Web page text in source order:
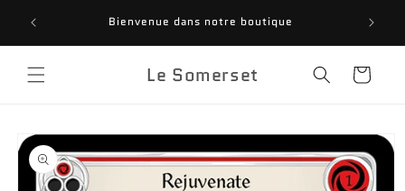
content
Bienvenue dans notre boutique
Le Somerset Cart
Skip to
product
information